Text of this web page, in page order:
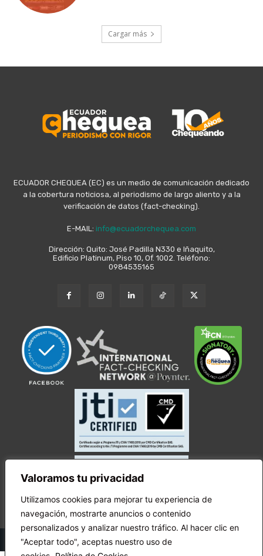
Valoramos tu privacidad
Utilizamos cookies para mejorar tu experiencia de
navegación, mostrarte anuncios o contenido
personalizados y analizar nuestro tráfico. Al hacer clic en
"Aceptar todo", aceptas nuestro uso de
Cargar más
ECUADOR CHEQUEA (EC) es un medio de comunicación dedicado
a la cobertura noticiosa, al periodismo de largo aliento y a la
verificación de datos (fact-checking).
E-MAIL: info@ecuadorchequea.com
Dirección: Quito: José Padilla N330 e Iñaquito,
Edificio Platinum, Piso 10, Of. 1002. Teléfono:
0984535165
© Copyright Ecuador Chequea 2025.